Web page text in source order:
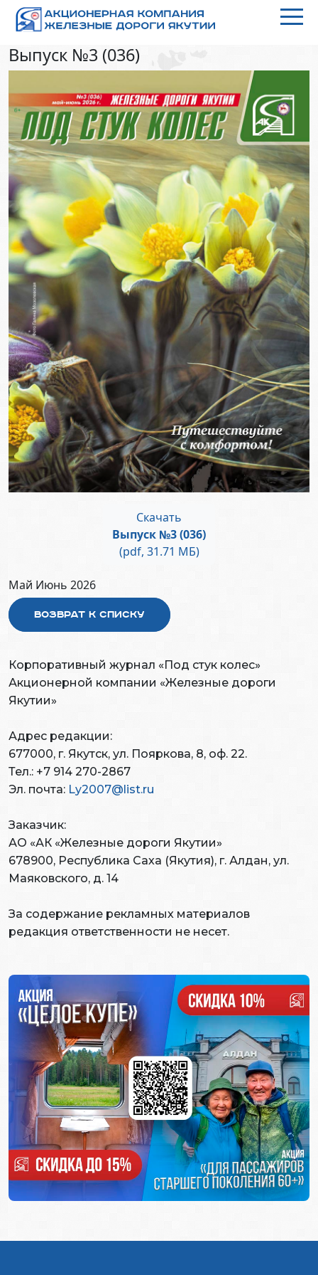
Выпуск №3 (036)
Скачать
Выпуск №3 (036)
(pdf, 31.71 МБ)
Май Июнь 2026
Возврат к списку
Корпоративный журнал «Под стук колес»
Акционерной компании «Железные дороги
Якутии»
Адрес редакции:
677000, г. Якутск, ул. Пояркова, 8, оф. 22.
Тел.: +7 914 270-2867
Эл. почта: Ly2007@list.ru
Заказчик:
АО «АК «Железные дороги Якутии»
678900, Республика Саха (Якутия), г. Алдан, ул.
Маяковского, д. 14
За содержание рекламных материалов
редакция ответственности не несет.